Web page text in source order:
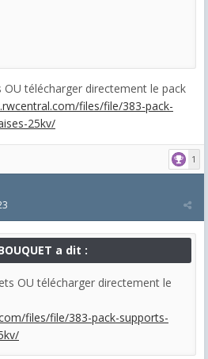
OU télécharger directement le pack
files/file/383-pack-
25kv/
1
a dit :
OU télécharger directement le
files/file/383-pack-supports-